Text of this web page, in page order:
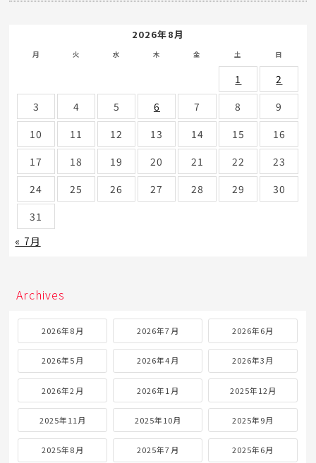
2026年8月
月 火 水 木 金 土 日
1
2
3
4 5 6 7 8
9
10
11 12 13 14 15
16
17
18 19 20 21 22
23
24
25 26 27 28 29
30
31
« 7月
Archives
2026年8月 2026年7月 2026年6月
2026年5月 2026年4月 2026年3月
2026年2月 2026年1月 2025年12月
2025年11月 2025年10月 2025年9月
2025年8月 2025年7月 2025年6月